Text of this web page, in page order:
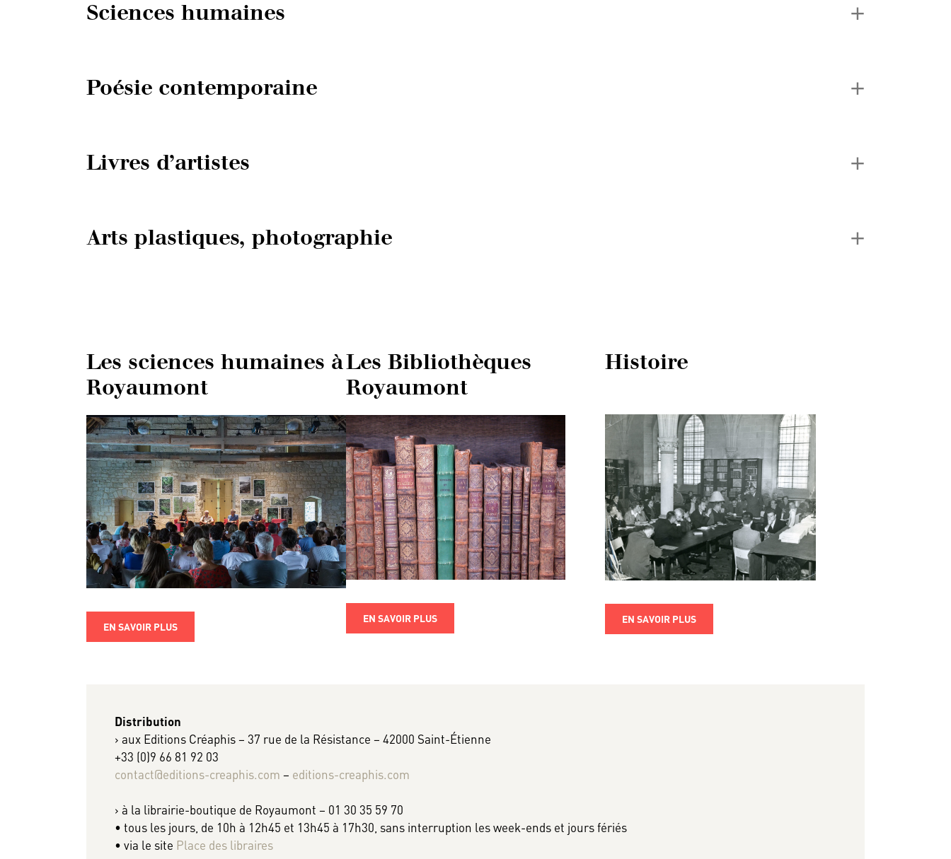
Sciences humaines
Poésie contemporaine
Livres d’artistes
Arts plastiques, photographie
Les sciences humaines à
Royaumont
EN SAVOIR PLUS
Les Bibliothèques
Royaumont
EN SAVOIR PLUS
Histoire
EN SAVOIR PLUS
Distribution
› aux Editions Créaphis – 37 rue de la Résistance – 42000 Saint-Étienne
+33 (0)9 66 81 92 03
contact@editions-creaphis.com – editions-creaphis.com
› à la librairie-boutique de Royaumont – 01 30 35 59 70
• tous les jours, de 10h à 12h45 et 13h45 à 17h30, sans interruption les week-ends et jours fériés
• via le site Place des libraires